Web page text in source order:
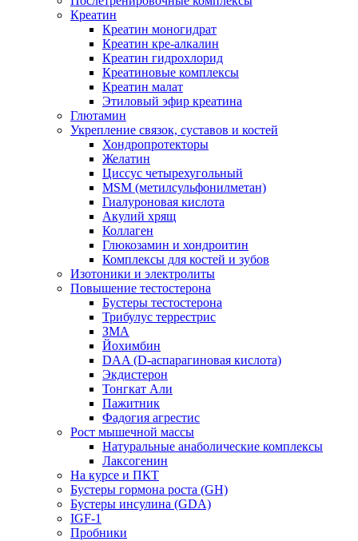
Креатин
Креатин моногидрат
Креатин кре-алкалин
Креатин гидрохлорид
Креатиновые комплексы
Креатин малат
Этиловый эфир креатина
Глютамин
Укрепление связок, суставов и костей
Хондропротекторы
Желатин
Циссус четырехугольный
MSM (метилсульфонилметан)
Гиалуроновая кислота
Акулий хрящ
Коллаген
Глюкозамин и хондроитин
Комплексы для костей и зубов
Изотоники и электролиты
Повышение тестостерона
Бустеры тестостерона
Трибулус террестрис
ЗМА
Йохимбин
DAA (D-аспарагиновая кислота)
Экдистерон
Тонгкат Али
Пажитник
Фадогия агрестис
Рост мышечной массы
Натуральные анаболические комплексы
Лаксогенин
На курсе и ПКТ
Бустеры гормона роста (GH)
Бустеры инсулина (GDA)
IGF-1
Пробники